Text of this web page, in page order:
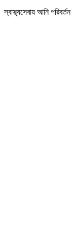
স্বাস্থ্যসেবায় আনি পরিবর্তন